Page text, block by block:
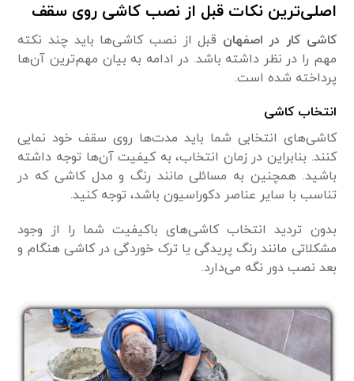
اصلی‌ترین نکات قبل از نصب کاشی روی سقف
کاشی کار در اصفهان قبل از نصب کاشی‌ها باید چند نکته
مهم را در نظر داشته باشد. در ادامه به بیان مهم‌ترین آن‌ها
پرداخته شده است.
انتخاب کاشی
کاشی‌های انتخابی شما باید مدت‌ها روی سقف خود نمایی
کنند. بنابراین در زمان انتخاب، به کیفیت آن‌ها توجه داشته
باشید. همچنین به مسائلی مانند رنگ و مدل کاشی که در
تناسب با سایر عناصر دکوراسیون باشد، توجه کنید.
بدون تردید انتخاب کاشی‌های باکیفیت شما را از وجود
مشکلاتی مانند رنگ پریدگی یا ترک خوردگی در کاشی هنگام و
بعد نصب دور نگه می‌دارد.